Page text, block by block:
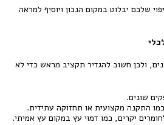
שלכם יבלוט במקום הנכון ויוסיף למראה
ולכן חשוב להגדיר תקציב מראש כדי לא
שונים.
התקנה מקצועית או תחזוקה עתידית.
יקרים, כמו דמוי עץ במקום עץ אמיתי.